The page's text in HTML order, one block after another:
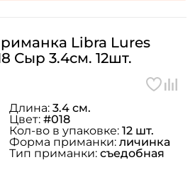
Libra Lures
Сыр 3.4см. 12шт.
Длина: 3.4 см.
Цвет: #018
Кол-во в упаковке: 12 шт.
Форма приманки: личинка
Тип приманки: съедобная